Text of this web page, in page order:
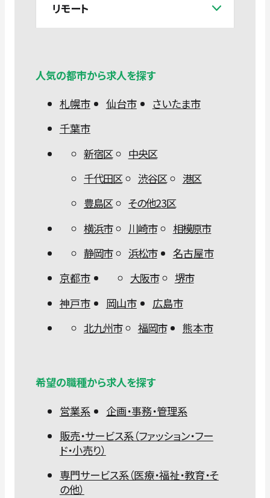
リモート
人気の都市から求人を探す
札幌市
仙台市
さいたま市
千葉市
新宿区
中央区
千代田区
渋谷区
港区
豊島区
その他23区
横浜市
川崎市
相模原市
静岡市
浜松市
名古屋市
京都市
大阪市
堺市
神戸市
岡山市
広島市
北九州市
福岡市 熊本市
希望の職種から求人を探す
営業系
企画・事務・管理系
販売・サービス系（ファッション・フー
ド・小売り）
専門サービス系（医療・福祉・教育・そ
の他）